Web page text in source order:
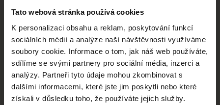
Tato webová stránka používá cookies
K personalizaci obsahu a reklam, poskytování funkcí
sociálních médií a analýze naší návštěvnosti využíváme
soubory cookie. Informace o tom, jak náš web používáte,
sdílíme se svými partnery pro sociální média, inzerci a
analýzy. Partneři tyto údaje mohou zkombinovat s
dalšími informacemi, které jste jim poskytli nebo které
získali v důsledku toho, že používáte jejich služby.
dokumentární kino
Nové festivalové filmy
každý týden
festivalů dokumentárního filmu sdružených do Doc Alliance. Naším cílem je
posouvat hranice dokumentárního filmu, propagovat jeho rozmanitost a
podporovat kvalitní autorské filmy.